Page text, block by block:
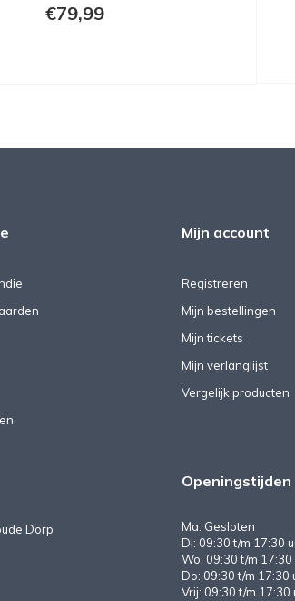
€79,99
Dorp
Mijn account
Registreren
Mijn bestellingen
Mijn tickets
Mijn verlanglijst
Vergelijk producten
Openingstijden
Ma: Gesloten
Di: 09:30 t/m 17:30
Wo: 09:30 t/m 17:30
Do: 09:30 t/m 17:30
Vrij: 09:30 t/m 17:30